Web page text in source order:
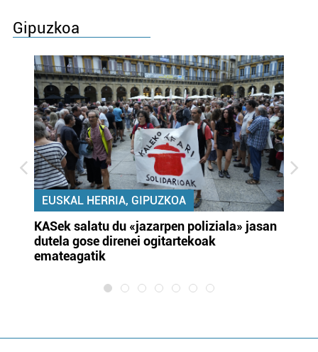
Gipuzkoa
EUSKAL HERRIA, GIPUZKOA
KASek salatu du «jazarpen poliziala» jasan
dutela gose direnei ogitartekoak
emateagatik